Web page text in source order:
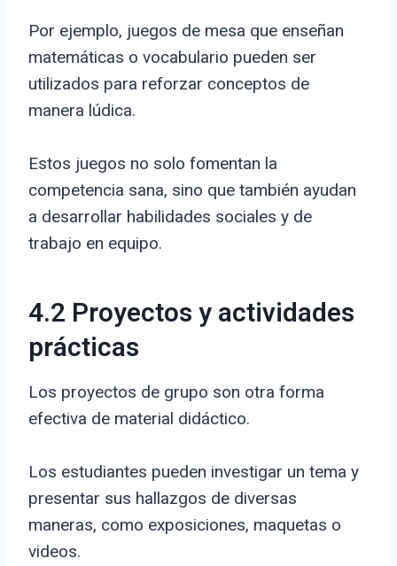
Por ejemplo, juegos de mesa que enseñan
matemáticas o vocabulario pueden ser
utilizados para reforzar conceptos de
manera lúdica.
Estos juegos no solo fomentan la
competencia sana, sino que también ayudan
a desarrollar habilidades sociales y de
trabajo en equipo.
4.2 Proyectos y actividades
prácticas
Los proyectos de grupo son otra forma
efectiva de material didáctico.
Los estudiantes pueden investigar un tema y
presentar sus hallazgos de diversas
maneras, como exposiciones, maquetas o
videos.